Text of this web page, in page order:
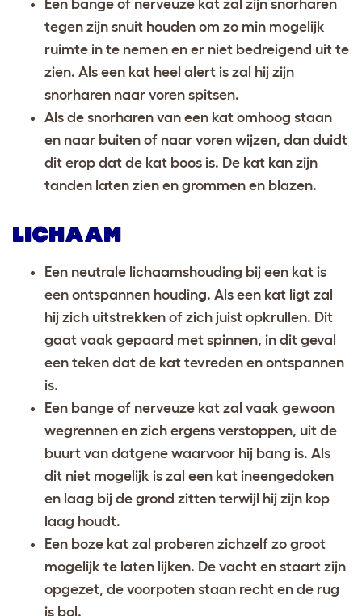
Een bange of nerveuze kat zal zijn snorharen
tegen zijn snuit houden om zo min mogelijk
ruimte in te nemen en er niet bedreigend uit te
zien. Als een kat heel alert is zal hij zijn
snorharen naar voren spitsen.
Als de snorharen van een kat omhoog staan
en naar buiten of naar voren wijzen, dan duidt
dit erop dat de kat boos is. De kat kan zijn
tanden laten zien en grommen en blazen.
LICHAAM
Een neutrale lichaamshouding bij een kat is
een ontspannen houding. Als een kat ligt zal
hij zich uitstrekken of zich juist opkrullen. Dit
gaat vaak gepaard met spinnen, in dit geval
een teken dat de kat tevreden en ontspannen
is.
Een bange of nerveuze kat zal vaak gewoon
wegrennen en zich ergens verstoppen, uit de
buurt van datgene waarvoor hij bang is. Als
dit niet mogelijk is zal een kat ineengedoken
en laag bij de grond zitten terwijl hij zijn kop
laag houdt.
Een boze kat zal proberen zichzelf zo groot
mogelijk te laten lijken. De vacht en staart zijn
opgezet, de voorpoten staan recht en de rug
is bol.